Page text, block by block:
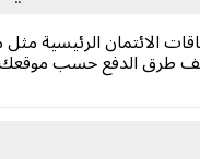
الرئيسية مثل
طرق الدفع حسب موقعك،